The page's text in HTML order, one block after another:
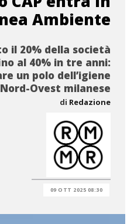
Ambiente
il 20% della società
al 40% in tre anni:
un polo dell’igiene
Ovest milanese
di Redazione
09 OTT 2025 08:30